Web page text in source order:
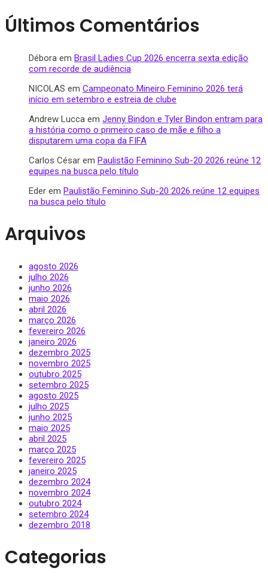
Últimos Comentários
Débora em Brasil Ladies Cup 2026 encerra sexta edição
com recorde de audiência
NICOLAS em Campeonato Mineiro Feminino 2026 terá
início em setembro e estreia de clube
Andrew Lucca em Jenny Bindon e Tyler Bindon entram para
a história como o primeiro caso de mãe e filho a
disputarem uma copa da FIFA
Carlos César em Paulistão Feminino Sub-20 2026 reúne 12
equipes na busca pelo título
Eder em Paulistão Feminino Sub-20 2026 reúne 12 equipes
na busca pelo título
Arquivos
agosto 2026
julho 2026
junho 2026
maio 2026
abril 2026
março 2026
fevereiro 2026
janeiro 2026
dezembro 2025
novembro 2025
outubro 2025
setembro 2025
agosto 2025
julho 2025
junho 2025
maio 2025
abril 2025
março 2025
fevereiro 2025
janeiro 2025
dezembro 2024
novembro 2024
outubro 2024
setembro 2024
dezembro 2018
Categorias